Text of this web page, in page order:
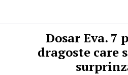
Dosar Eva. 7
dragoste care